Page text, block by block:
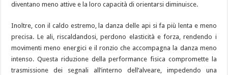
diventano meno attive e la loro capacità di orientarsi diminuisce.
Inoltre, con il caldo estremo, la danza delle api si fa più lenta e meno
precisa. Le ali, riscaldandosi, perdono elasticità e forza, rendendo i
movimenti meno energici e il ronzio che accompagna la danza meno
intenso. Questa riduzione della performance fisica compromette la
trasmissione dei segnali all’interno dell’alveare, impedendo una